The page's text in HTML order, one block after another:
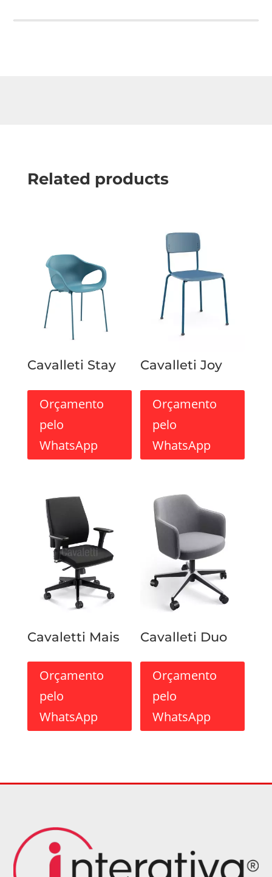
Related products
Cavalleti Stay
Orçamento
pelo
WhatsApp
Cavalleti Joy
Orçamento
pelo
WhatsApp
Cavaletti Mais
Orçamento
pelo
WhatsApp
Cavalleti Duo
Orçamento
pelo
WhatsApp